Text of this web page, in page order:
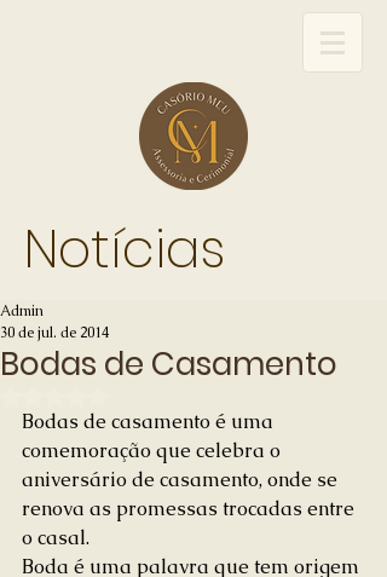
Notícias
Bodas de Casamento
Admin
30 de jul. de 2014
Bodas de casamento é uma
comemoração que celebra o
aniversário de casamento, onde se
renova as promessas trocadas entre
o casal.
Boda é uma palavra que tem origem